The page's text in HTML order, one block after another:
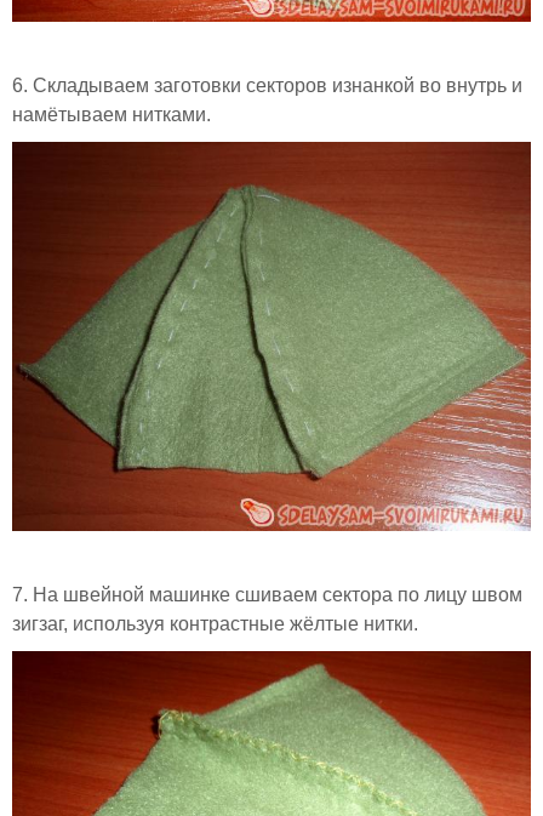
6. Складываем заготовки секторов изнанкой во внутрь и
намётываем нитками.
7. На швейной машинке сшиваем сектора по лицу швом
зигзаг, используя контрастные жёлтые нитки.